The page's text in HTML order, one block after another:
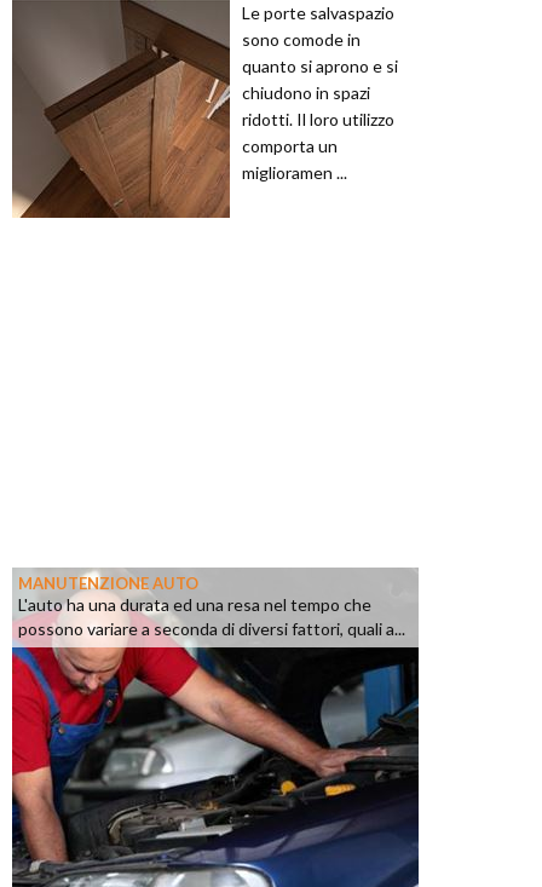
Le porte salvaspazio
sono comode in
quanto si aprono e si
chiudono in spazi
ridotti. Il loro utilizzo
comporta un
miglioramen ...
MANUTENZIONE AUTO
L'auto ha una durata ed una resa nel tempo che
possono variare a seconda di diversi fattori, quali a...